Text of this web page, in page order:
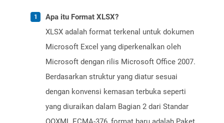
Apa itu Format XLSX?
XLSX adalah format terkenal untuk dokumen
Microsoft Excel yang diperkenalkan oleh
Microsoft dengan rilis Microsoft Office 2007.
Berdasarkan struktur yang diatur sesuai
dengan konvensi kemasan terbuka seperti
yang diuraikan dalam Bagian 2 dari Standar